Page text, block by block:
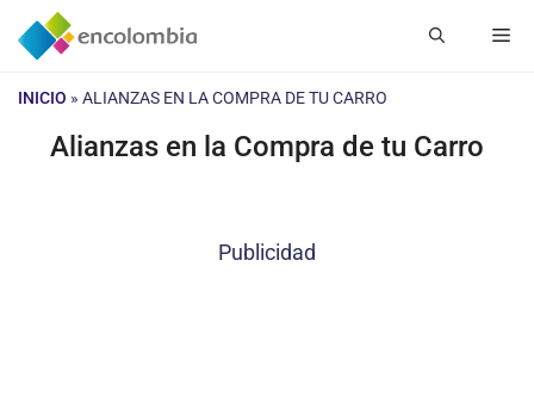
Saltar
INICIO » ALIANZAS EN LA COMPRA DE TU CARRO
Alianzas en la Compra de tu Carro
Publicidad